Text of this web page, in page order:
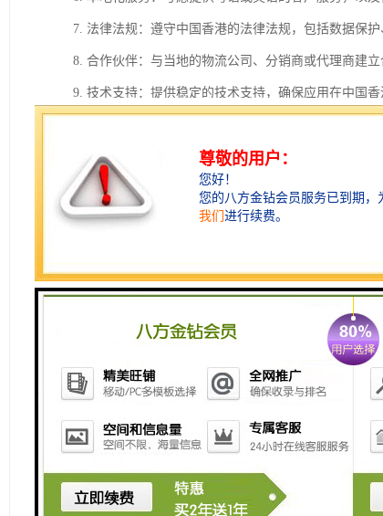
7. 法律法规：遵守中国香港的法律法规，包括数据保
8. 合作伙伴：与当地的物流公司、分销商或代理商建立
9. 技术支持：提供稳定的技术支持，确保应用在中国
总之，出货到中国香港的应用需要综合考虑物流、清
当地法律法规。
出货到中国香港的特点包括：
1. 地理位置优势：中国香港位于中国南部，靠近珠江
2. 自由贸易港：中国香港是一个自由贸易港，货物进
3. 的物流体系：中国香港拥有世界的港口和机场，物
4. 国际化市场：中国香港是一个高度国际化的城市，
5. 法律与金融环境：中国香港的法律体系健全，金融
7. 多样化的运输方式：货物可以通过海运、空运、陆
8. 供应链管理：中国香港的供应链管理且，能够提供
9. 市场需求多样：中国香港市场对各类商品的需求广